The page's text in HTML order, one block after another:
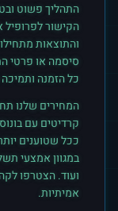
התהליך פשוט
הקישור
והתוצאות
סיסמה או פרטי
כל הזמנה
המחירים שלנו
קרדיטים עם
ככל שטוענים
ועוד. הצטרפו
אמיתיות.